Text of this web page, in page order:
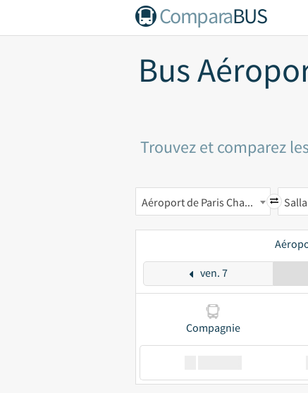
ComparaBUS
Bus
Trouvez et comparez
Aéroport de Paris Charles-de-Gaulle CDG
ven. 7
Compagnie